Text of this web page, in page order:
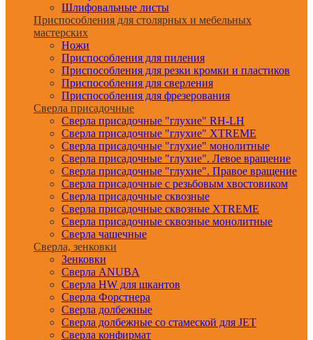
Шлифовальные листы
Приспособления для столярных и мебельных
мастерских
Ножи
Приспособления для пиления
Приспособления для резки кромки и пластиков
Приспособления для сверления
Приспособления для фрезерования
Сверла присадочные
Сверла присадочные "глухие" RH-LH
Сверла присадочные "глухие" XTREME
Сверла присадочные "глухие" монолитные
Сверла присадочные "глухие". Левое вращение
Сверла присадочные "глухие". Правое вращение
Сверла присадочные с резьбовым хвостовиком
Сверла присадочные сквозные
Сверла присадочные сквозные XTREME
Сверла присадочные сквозные монолитные
Сверла чашечные
Сверла, зенковки
Зенковки
Сверла ANUBA
Сверла HW для шкантов
Сверла Форстнера
Сверла долбежные
Сверла долбежные со стамеской для JET
Сверла конфирмат